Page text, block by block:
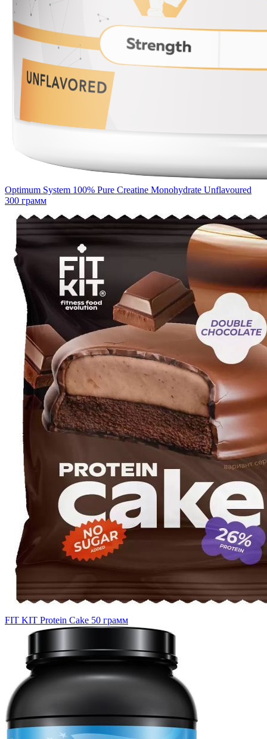
Optimum System 100% Pure Creatine Monohydrate Unflavoured
300 грамм
FIT KIT Protein Cake 50 грамм